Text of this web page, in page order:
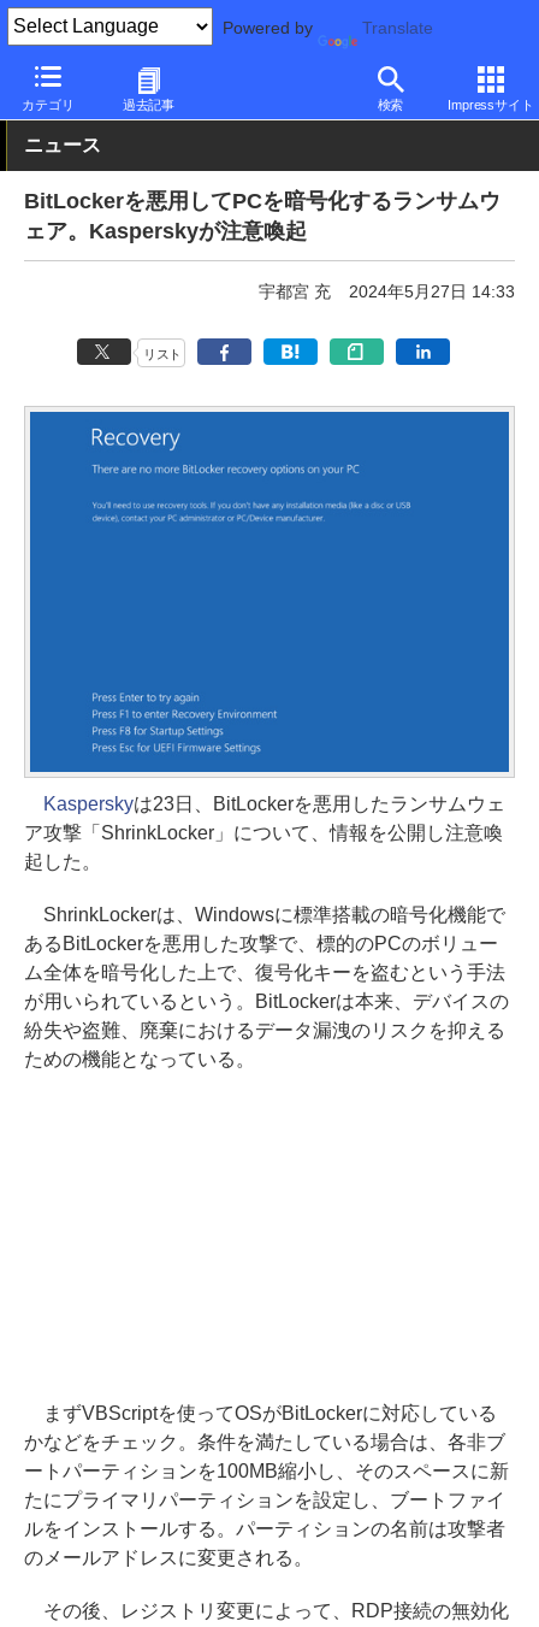
Powered by Translate
カテゴリ 過去記事 検索 Impressサイト
PC Watch 市場 セキュリティ
ニュース
BitLockerを悪用してPCを暗号化するランサムウ
ェア。Kasperskyが注意喚起
宇都宮 充 2024年5月27日 14:33
リスト
Kasperskyは23日、BitLockerを悪用したランサムウェ
ア攻撃「ShrinkLocker」について、情報を公開し注意喚
起した。
ShrinkLockerは、Windowsに標準搭載の暗号化機能で
あるBitLockerを悪用した攻撃で、標的のPCのボリュー
ム全体を暗号化した上で、復号化キーを盗むという手法
が用いられているという。BitLockerは本来、デバイスの
紛失や盗難、廃棄におけるデータ漏洩のリスクを抑える
ための機能となっている。
まずVBScriptを使ってOSがBitLockerに対応している
かなどをチェック。条件を満たしている場合は、各非ブ
ートパーティションを100MB縮小し、そのスペースに新
たにプライマリパーティションを設定し、ブートファイ
ルをインストールする。パーティションの名前は攻撃者
のメールアドレスに変更される。
その後、レジストリ変更によって、RDP接続の無効化